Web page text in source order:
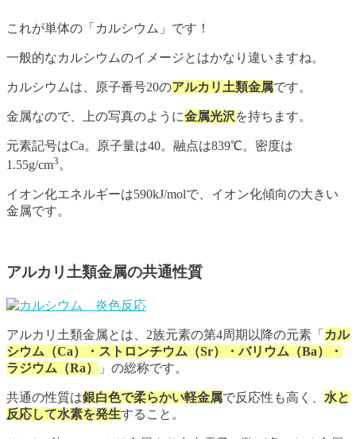
これが単体の「カルシウム」です！
一般的なカルシウムのイメージとはかなり違いますね。
カルシウムは、原子番号20のアルカリ土類金属です。
金属なので、上の写真のように金属光沢を持ちます。
元素記号はCa。原子量は40。融点は839℃。密度は
1.55g/cm3 。
イオン化エネルギーは590kJ/molで、イオン化傾向の大きい
金属です。
アルカリ土類金属の共通性質
アルカリ土類金属とは、2族元素の第4周期以降の元素「 カル
シウム（Ca）・ストロンチウム（Sr）・バリウム（Ba）・
ラジウム（Ra）
」の総称です。
共通の性質は銀白色で柔らかい軽金属で反応性も高く、 水と
反応して水素を発生すること。